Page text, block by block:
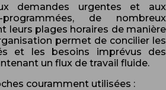
demandes urgentes et aux
programmées, de nombreux
leurs plages horaires de manière
permet de concilier les
et les besoins imprévus des
un flux de travail fluide.
couramment utilisées :